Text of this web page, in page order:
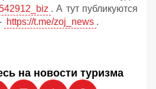
. А тут публикуются
https://t.me/zoj_news .
на новости туризма